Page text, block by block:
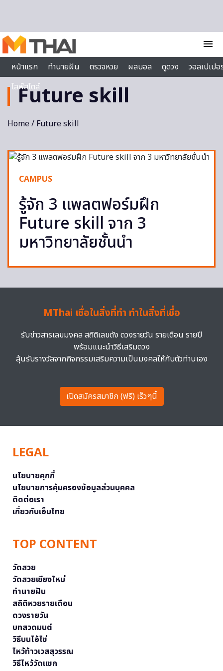
menu
หน้าแรก
ทำนายฝัน ตรวจหวย ผลบอล ดูดวง
วอลเปเป
ไลฟ์สไตล์
Future skill
Home/ Future skill
CAMPUS
รู้จัก 3 แพลตฟอร์มฝึก
Future skill จาก 3
มหาวิทยาลัยชั้นนำ
MThai เชื่อในสิ่งที่ทำ ทำในสิ่งที่เชื่อ
รับข่าวสารเลขมงคล สถิติเลขดัง ดวงรายวัน รายเดือน รายปี
พร้อมแนะนำวิธีเสริมดวง
ลุ้นรับรางวัลจากกิจกรรมเสริมความเป็นมงคลให้กับตัวท่านเอง
เปิดสมัครสมาชิก (ฟรี) เร็วๆนี้
LEGAL
นโยบายคุกกี้
นโยบายการคุ้มครองข้อมูลส่วนบุคคล
ติดต่อเรา
เกี่ยวกับเอ็มไทย
TOP CONTENT
วัดสวย
วัดสวยเชียงใหม่
ทำนายฝัน
สถิติหวยรายเดือน
ดวงรายวัน
บทสวดมนต์
วิธีบนไอ้ไข่
ไหว้ท้าวเวสสุวรรณ
วิธีไหว้วัดแขก